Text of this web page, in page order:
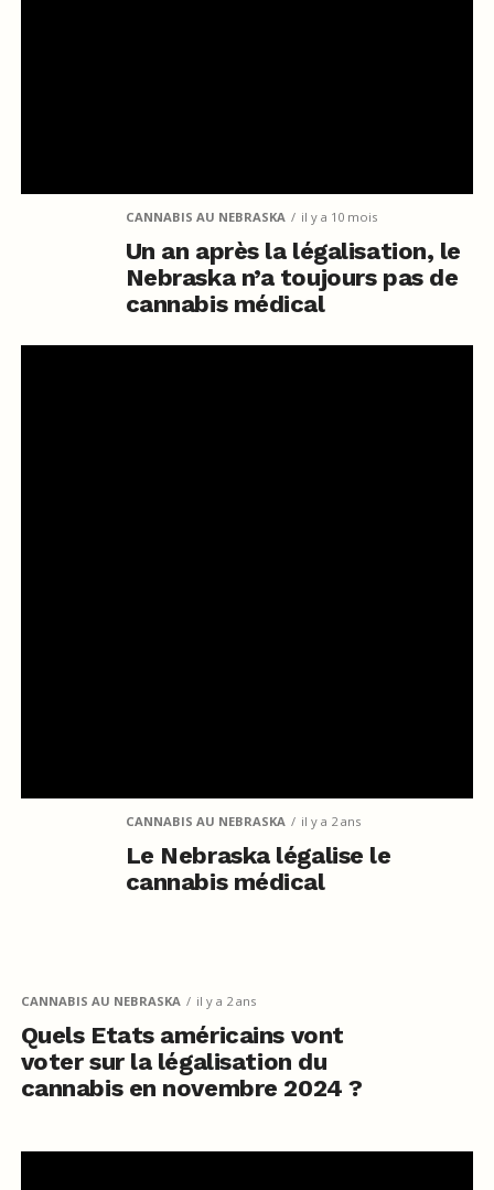
CANNABIS AU NEBRASKA il y a 10 mois
Un an après la légalisation, le
Nebraska n’a toujours pas de
cannabis médical
CANNABIS AU NEBRASKA il y a 2 ans
Le Nebraska légalise le
cannabis médical
CANNABIS AU NEBRASKA il y a 2 ans
Quels Etats américains vont
voter sur la légalisation du
cannabis en novembre 2024 ?